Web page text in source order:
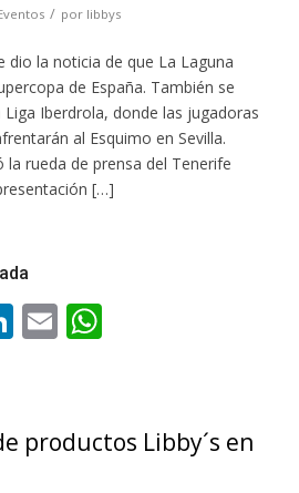
/ por libbys
dio la noticia de que La Laguna
de España. También se
Iberdrola, donde las jugadoras
al Esquimo en Sevilla.
rueda de prensa del Tenerife
[…]
productos Libby´s en